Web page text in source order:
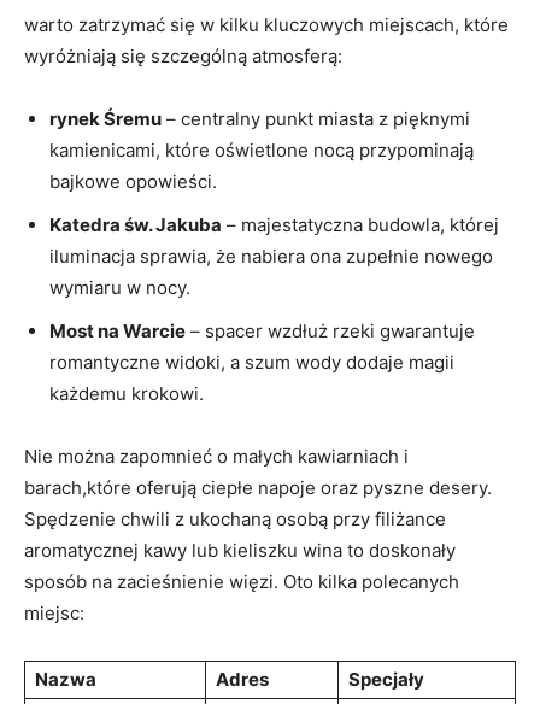
warto zatrzymać się w kilku kluczowych miejscach, które
wyróżniają się szczególną atmosferą:
rynek Śremu – centralny punkt miasta z ‍pięknymi
kamienicami, które oświetlone nocą przypominają
bajkowe opowieści.
Katedra św. Jakuba – majestatyczna budowla, której
iluminacja sprawia, że nabiera ona zupełnie nowego
wymiaru w nocy.
Most na Warcie – spacer wzdłuż rzeki gwarantuje
⁤romantyczne widoki, a szum wody dodaje ‍magii⁤
każdemu krokowi.
Nie można zapomnieć o małych kawiarniach i
barach,które oferują ciepłe napoje oraz ‍pyszne desery.
Spędzenie chwili z​ ukochaną osobą przy filiżance
aromatycznej kawy lub kieliszku wina to doskonały
sposób na zacieśnienie więzi.⁣ Oto kilka polecanych​
miejsc:
Nazwa Adres
Specjały